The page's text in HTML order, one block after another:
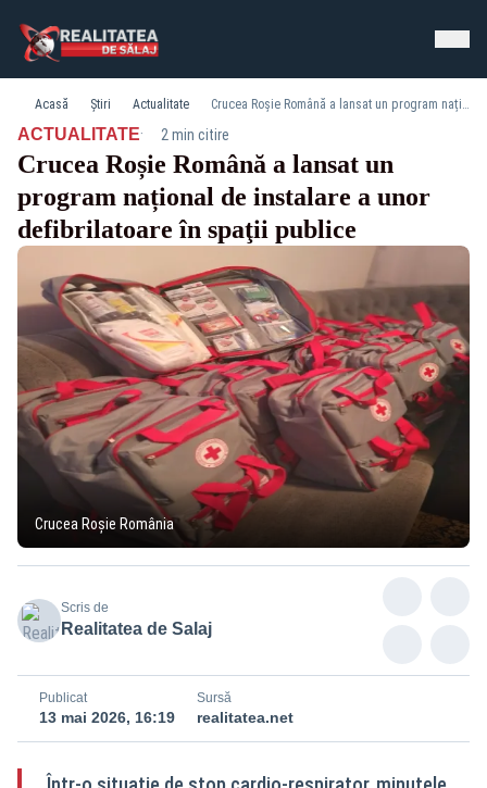
Acasă Știri Actualitate Crucea Roșie Română a lansat un program național de instalare a unor defibrilatoare în spaţii publice
ACTUALITATE· 2 min citire
Crucea Roșie Română a lansat un
program național de instalare a unor
defibrilatoare în spaţii publice
Crucea Roșie România
Scris de
Realitatea de Salaj
Publicat
13 mai 2026, 16:19
Sursă
realitatea.net